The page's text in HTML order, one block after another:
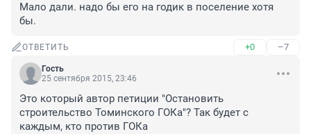
Мало дали. надо бы его на годик в поселение хотя
бы.
ОТВЕТИТЬ +0 –7
Гость
25 сентября 2015, 23:46
Это который автор петиции "Остановить
строительство Томинского ГОКа"? Так будет с
каждым, кто против ГОКа